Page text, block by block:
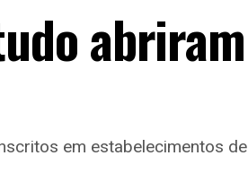
abriram
em estabelecimentos de